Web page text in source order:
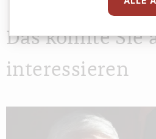
Das könnte Sie
interessieren